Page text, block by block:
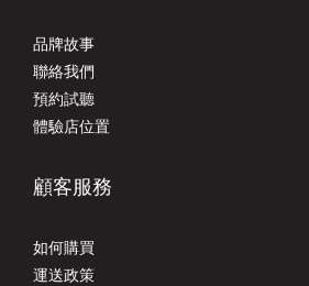
品牌故事
聯絡我們
預約試聽
體驗店位置
顧客服務
如何購買
運送政策